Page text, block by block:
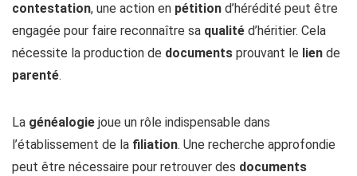
contestation, une action en pétition d’hérédité peut être
engagée pour faire reconnaître sa qualité d’héritier. Cela
nécessite la production de documents prouvant le lien de
parenté.
La généalogie joue un rôle indispensable dans
l’établissement de la filiation. Une recherche approfondie
peut être nécessaire pour retrouver des documents